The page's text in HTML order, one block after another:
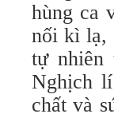
hùng ca
nối kì lạ,
tự nhiên
Nghịch
chất và